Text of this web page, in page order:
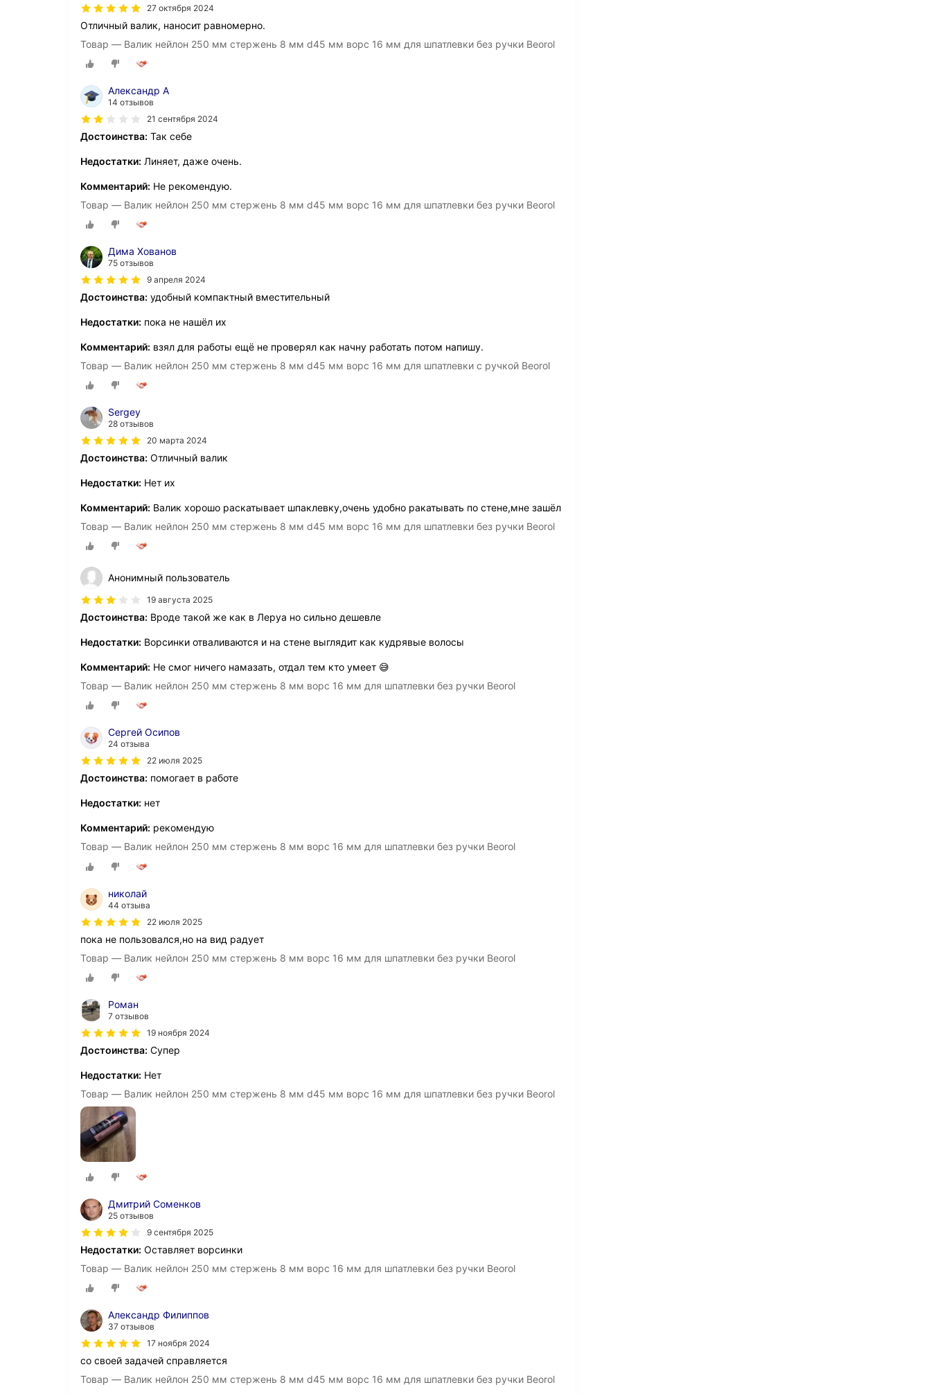
27 октября 2024
Отличный валик, наносит равномерно.
Товар — Валик нейлон 250 мм стержень 8 мм d45 мм ворс 16 мм для шпатлевки без ручки Beorol
Александр А
14 отзывов
21 сентября 2024
Достоинства: Так себе
Недостатки: Линяет, даже очень.
Комментарий: Не рекомендую.
Товар — Валик нейлон 250 мм стержень 8 мм d45 мм ворс 16 мм для шпатлевки без ручки Beorol
Дима Хованов
75 отзывов
9 апреля 2024
Достоинства: удобный компактный вместительный
Недостатки: пока не нашёл их
Комментарий: взял для работы ещё не проверял как начну работать потом напишу.
Товар — Валик нейлон 250 мм стержень 8 мм d45 мм ворс 16 мм для шпатлевки с ручкой Beorol
Sergey
28 отзывов
20 марта 2024
Достоинства: Отличный валик
Недостатки: Нет их
Комментарий: Валик хорошо раскатывает шпаклевку,очень удобно ракатывать по стене,мне зашёл
Товар — Валик нейлон 250 мм стержень 8 мм d45 мм ворс 16 мм для шпатлевки без ручки Beorol
Анонимный пользователь
19 августа 2025
Достоинства: Вроде такой же как в Леруа но сильно дешевле
Недостатки: Ворсинки отваливаются и на стене выглядит как кудрявые волосы
Комментарий: Не смог ничего намазать, отдал тем кто умеет 😅
Товар — Валик нейлон 250 мм стержень 8 мм ворс 16 мм для шпатлевки без ручки Beorol
Сергей Осипов
24 отзыва
22 июля 2025
Достоинства: помогает в работе
Недостатки: нет
Комментарий: рекомендую
Товар — Валик нейлон 250 мм стержень 8 мм ворс 16 мм для шпатлевки без ручки Beorol
николай
44 отзыва
22 июля 2025
пока не пользовался,но на вид радует
Товар — Валик нейлон 250 мм стержень 8 мм ворс 16 мм для шпатлевки без ручки Beorol
Роман
7 отзывов
19 ноября 2024
Достоинства: Супер
Недостатки: Нет
Товар — Валик нейлон 250 мм стержень 8 мм d45 мм ворс 16 мм для шпатлевки без ручки Beorol
Дмитрий Соменков
25 отзывов
9 сентября 2025
Недостатки: Оставляет ворсинки
Товар — Валик нейлон 250 мм стержень 8 мм ворс 16 мм для шпатлевки без ручки Beorol
Александр Филиппов
37 отзывов
17 ноября 2024
со своей задачей справляется
Товар — Валик нейлон 250 мм стержень 8 мм d45 мм ворс 16 мм для шпатлевки без ручки Beorol